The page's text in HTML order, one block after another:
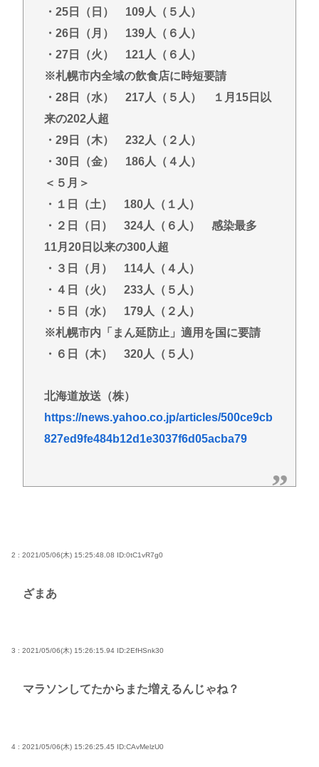
・25日（日） 109人（５人）
・26日（月） 139人（６人）
・27日（火） 121人（６人）
※札幌市内全域の飲食店に時短要請
・28日（水） 217人（５人） １月15日以
来の202人超
・29日（木） 232人（２人）
・30日（金） 186人（４人）
＜５月＞
・１日（土） 180人（１人）
・２日（日） 324人（６人） 感染最多
11月20日以来の300人超
・３日（月） 114人（４人）
・４日（火） 233人（５人）
・５日（水） 179人（２人）
※札幌市内「まん延防止」適用を国に要請
・６日（木） 320人（５人）
北海道放送（株）
https://news.yahoo.co.jp/articles/500ce9cb
827ed9fe484b12d1e3037f6d05acba79
2 : 2021/05/06(木) 15:25:48.08 ID:0tC1vR7g0
ざまあ
3 : 2021/05/06(木) 15:26:15.94 ID:2EfHSnk30
マラソンしてたからまた増えるんじゃね？
4 : 2021/05/06(木) 15:26:25.45 ID:CAvMelzU0